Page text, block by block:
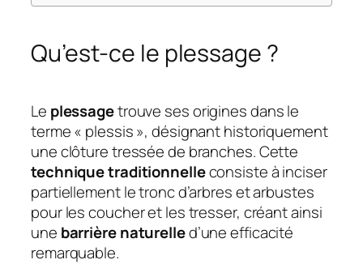
Qu’est-ce le plessage ?
Le plessagetrouve ses origines dans le
terme « plessis », désignant historiquement
une clôture tressée de branches. Cette
technique traditionnelleconsiste à inciser
partiellement le tronc d’arbres et arbustes
pour les coucher et les tresser, créant ainsi
une barrière naturelled’une efficacité
remarquable.